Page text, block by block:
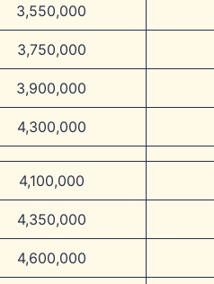
3,550,000
3,750,000
3,900,000
4,300,000
4,100,000
4,350,000
4,600,000